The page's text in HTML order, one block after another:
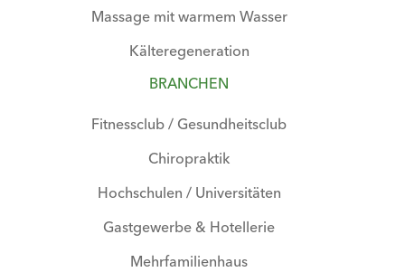
Massage mit warmem Wasser
Kälteregeneration
BRANCHEN
Fitnessclub / Gesundheitsclub
Chiropraktik
Hochschulen / Universitäten
Gastgewerbe & Hotellerie
Mehrfamilienhaus